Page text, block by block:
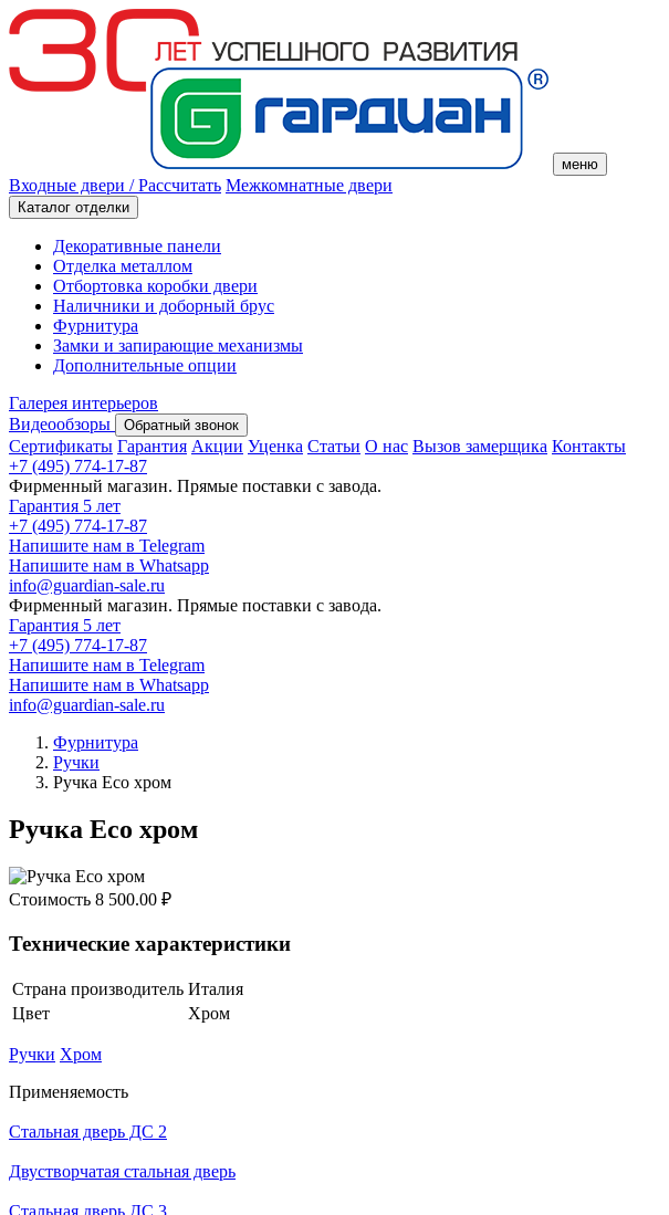
меню
Входные двери / Рассчитать Межкомнатные двери
Каталог отделки
Декоративные панели
Отделка металлом
Отбортовка коробки двери
Наличники и доборный брус
Фурнитура
Замки и запирающие механизмы
Дополнительные опции
Галерея интерьеров
Видеообзоры
Обратный звонок
Сертификаты Гарантия Акции Уценка Статьи О нас Вызов замерщика Контакты
+7 (495) 774-17-87
Фирменный магазин. Прямые поставки с завода.
Гарантия 5 лет
+7 (495) 774-17-87
Напишите нам в Telegram
Напишите нам в Whatsapp
info@guardian-sale.ru
Фирменный магазин. Прямые поставки с завода.
Гарантия 5 лет
+7 (495) 774-17-87
Напишите нам в Telegram
Напишите нам в Whatsapp
info@guardian-sale.ru
Фурнитура
Ручки
Ручка Eco хром
Ручка Eco хром
Стоимость 8 500.00 ₽
Технические характеристики
Страна производитель Италия
Цвет
Хром
Ручки Хром
Применяемость
Стальная дверь ДС 2
Двустворчатая стальная дверь